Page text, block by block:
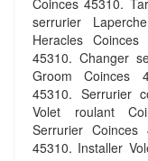
Coinces 45310.
serrurier
Heracles
45310. Changer
Groom Coinces
45310. Serrurier
Volet roulant
Serrurier Coinces
45310. Installer